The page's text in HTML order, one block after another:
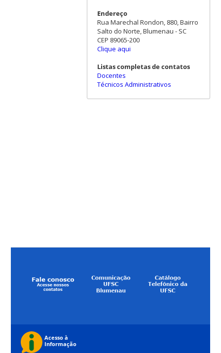
Endereço
Rua Marechal Rondon, 880, Bairro
Salto do Norte, Blumenau - SC
CEP 89065-200
Clique aqui
Listas completas de contatos
Docentes
Técnicos Administrativos